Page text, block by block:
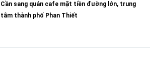
Cần sang quán cafe mặt tiền đường lớn, trung
tâm thành phố Phan Thiết